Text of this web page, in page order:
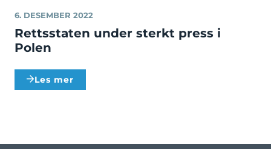
6. DESEMBER 2022
Rettsstaten under sterkt press i
Polen
Les mer